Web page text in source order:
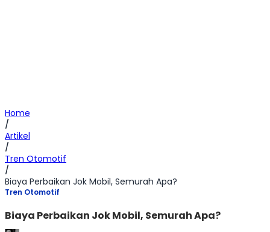
Home
/
Artikel
/
Tren Otomotif
/
Biaya Perbaikan Jok Mobil, Semurah Apa?
Tren Otomotif
Biaya Perbaikan Jok Mobil, Semurah Apa?